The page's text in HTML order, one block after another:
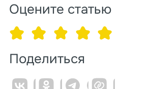
Оцените статью
Поделиться